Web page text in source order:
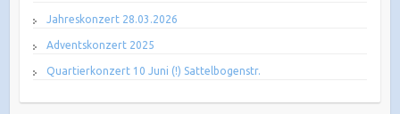
Jahreskonzert 28.03.2026
Adventskonzert 2025
Quartierkonzert 10 Juni (!) Sattelbogenstr.